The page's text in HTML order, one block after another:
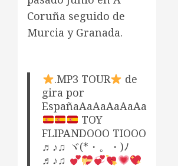
Coruña seguido de
Murcia y Granada.
.MP3 TOUR
de
gira por
EspañaAaAaAaAaAa
TOY
FLIPANDOOO TIOOO
♬♪♫ ヾ(*・。・)ﾉ
♬♪♫